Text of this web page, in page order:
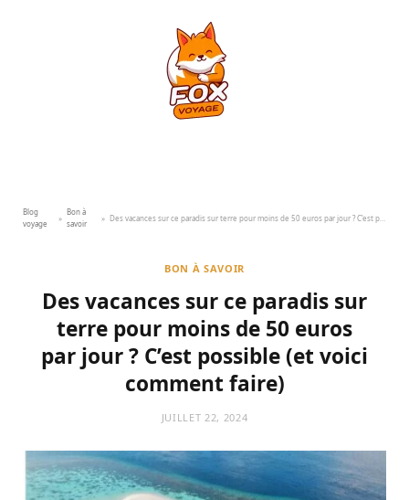
Blog
voyage
»
Bon à
savoir
» Des vacances sur ce paradis sur terre pour moins de 50 euros par jour ? C’est possible (et voici comment faire)
BON À SAVOIR
Des vacances sur ce paradis sur
terre pour moins de 50 euros
par jour ? C’est possible (et voici
comment faire)
JUILLET 22, 2024